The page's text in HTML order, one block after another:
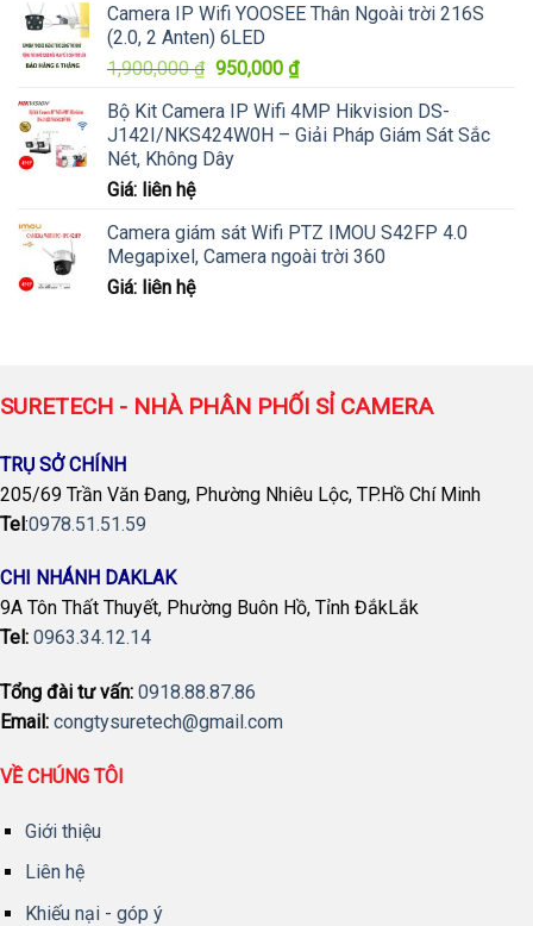
Camera IP Wifi YOOSEE Thân Ngoài trời 216S
(2.0, 2 Anten) 6LED
1,900,000₫ Giá
là:
1,900,000 ₫.
950,000 ₫Giá
tại
là:
Bộ Kit Camera IP Wifi 4MP Hikvision DS-
J142I/NKS424W0H – Giải Pháp Giám Sát Sắc
Nét, Không Dây
Giá: liên hệ
Camera giám sát Wifi PTZ IMOU S42FP 4.0
Megapixel, Camera ngoài trời 360
Giá: liên hệ
SURETECH - NHÀ PHÂN PHỐI SỈ CAMERA
TRỤ SỞ CHÍNH
205/69 Trần Văn Đang, Phường Nhiêu Lộc, TP.Hồ Chí Minh
Tel:0978.51.51.59
CHI NHÁNH DAKLAK
9A Tôn Thất Thuyết, Phường Buôn Hồ, Tỉnh ĐắkLắk
Tel: 0963.34.12.14
Tổng đài tư vấn: 0918.88.87.86
Email: congtysuretech@gmail.com
VỀ CHÚNG TÔI
Giới thiệu
Liên hệ
Khiếu nại - góp ý